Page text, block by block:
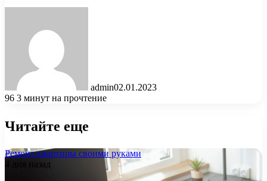
admin02.01.2023
96 3 минут на прочтение
Читайте еще
Ремонт квартиры своими руками
4 дня назад